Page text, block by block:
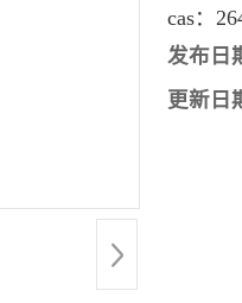
cas：
发布日
更新日